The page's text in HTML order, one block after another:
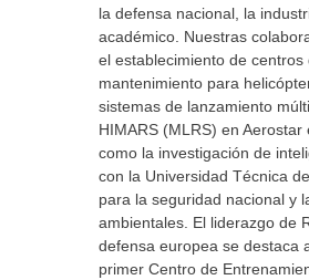
la defensa nacional, la
académico. Nuestras
el establecimiento de centros
mantenimiento para
sistemas de lanzamiento
HIMARS (MLRS) en Aerostar
como la investigación de
con la Universidad Técnica
para la seguridad nacional y
ambientales. El liderazgo de
defensa europea se destaca
primer Centro de